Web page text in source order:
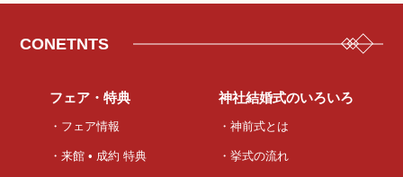
CONETNTS
フェア・特典
・フェア情報
・来館 • 成約 特典
神社結婚式のいろいろ
・神前式とは
・挙式の流れ